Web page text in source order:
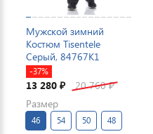
Мужской зимний
Костюм Tisentele
Серый, 84767K1
-37%
13 280 ₽ 20 760₽
Размер
46 54 50 48